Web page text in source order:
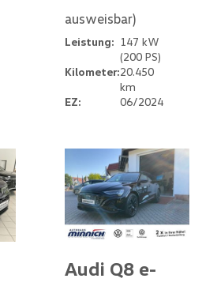
ausweisbar)
Leistung: 147 kW
(200 PS)
Kilometer:20.450
km
EZ:
06/2024
Audi Q8 e-